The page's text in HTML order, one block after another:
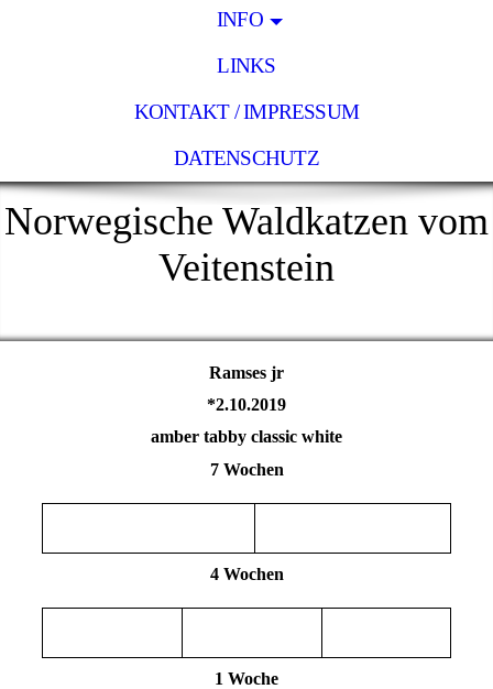
INFO
LINKS
KONTAKT / IMPRESSUM
DATENSCHUTZ
Norwegische Waldkatzen vom
Veitenstein
Ramses jr
*2.10.2019
amber tabby classic white
7 Wochen
4 Wochen
1 Woche